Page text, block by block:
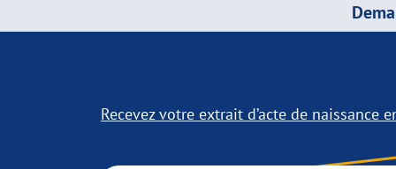
Recevez votre extrait d’acte de naissance